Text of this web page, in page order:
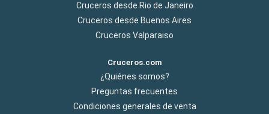
Cruceros desde Rio de Janeiro
Cruceros desde Buenos Aires
Cruceros Valparaiso
Cruceros.com
¿Quiénes somos?
Preguntas frecuentes
Condiciones generales de venta